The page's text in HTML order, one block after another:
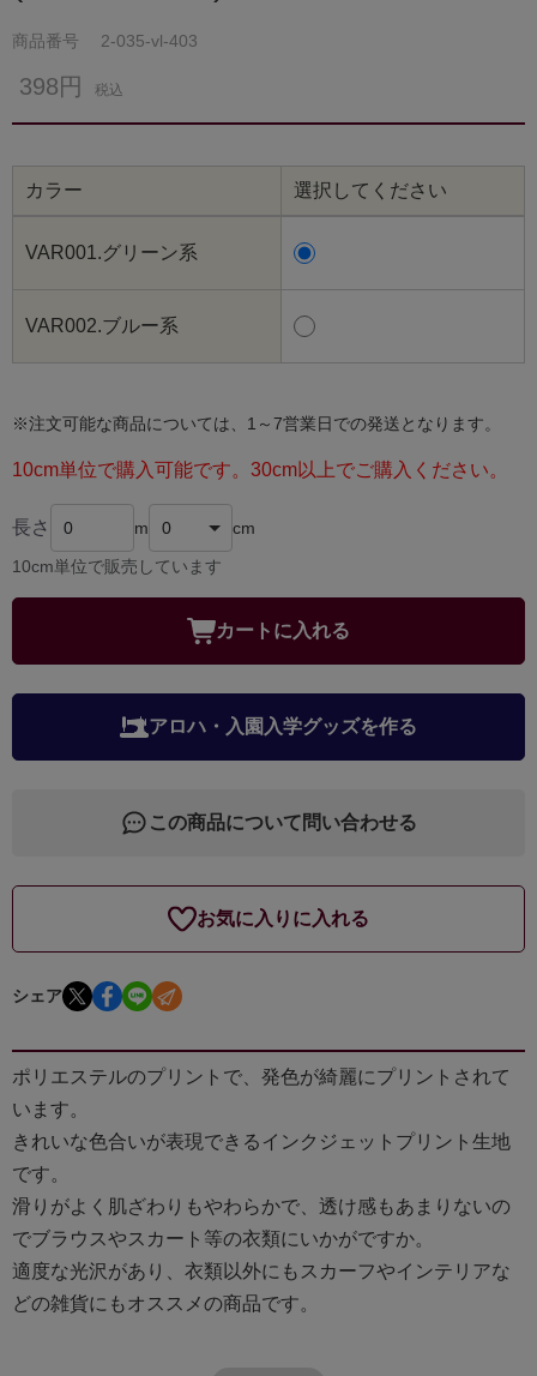
商品番号 2-035-vl-403
398円 税込
カラー 選択してください
VAR001.グリーン系
VAR002.ブルー系
※注文可能な商品については、1～7営業日での発送となります。
10cm単位で購入可能です。30cm以上でご購入ください。
長さ m cm
10cm単位で販売しています
カートに入れる
アロハ・入園入学グッズを作る
この商品について問い合わせる
お気に入りに入れる
シェア
ポリエステルのプリントで、発色が綺麗にプリントされて
います。
きれいな色合いが表現できるインクジェットプリント生地
です。
滑りがよく肌ざわりもやわらかで、透け感もあまりないの
でブラウスやスカート等の衣類にいかがですか。
適度な光沢があり、衣類以外にもスカーフやインテリアな
どの雑貨にもオススメの商品です。